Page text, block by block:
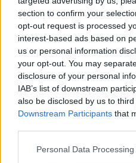
section to confirm your
opt-out request is processed
interest-based ads based on
us or personal information
your opt-out. You may
disclosure of your personal
IAB’s list of downstream
also be disclosed by us to
Downstream Participants that
Personal Data
MATKAILU
Maailman
valitsivat
yllättävä voittaja